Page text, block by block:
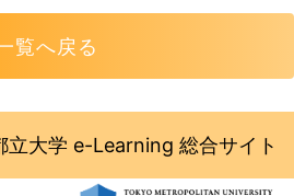
覧へ戻る
立大学 e-Learning 総合サイト